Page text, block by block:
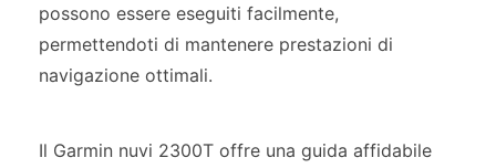
possono essere eseguiti facilmente,
permettendoti di mantenere prestazioni di
navigazione ottimali.
Il Garmin nuvi 2300T offre una guida affidabile